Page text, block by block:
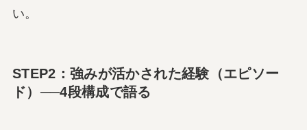
い。
STEP2：強みが活かされた経験（エピソー
ド）──4段構成で語る